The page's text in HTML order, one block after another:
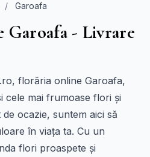
/ Garoafa
- Livrare
florăria online Garoafa,
cele mai frumoase flori și
ocazie, suntem aici să
în viața ta. Cu un
flori proaspete și